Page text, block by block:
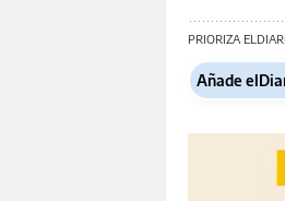
PRIORIZA
Añade